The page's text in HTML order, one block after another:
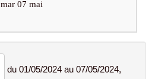
mar 07 mai
du 01/05/2024 au 07/05/2024,